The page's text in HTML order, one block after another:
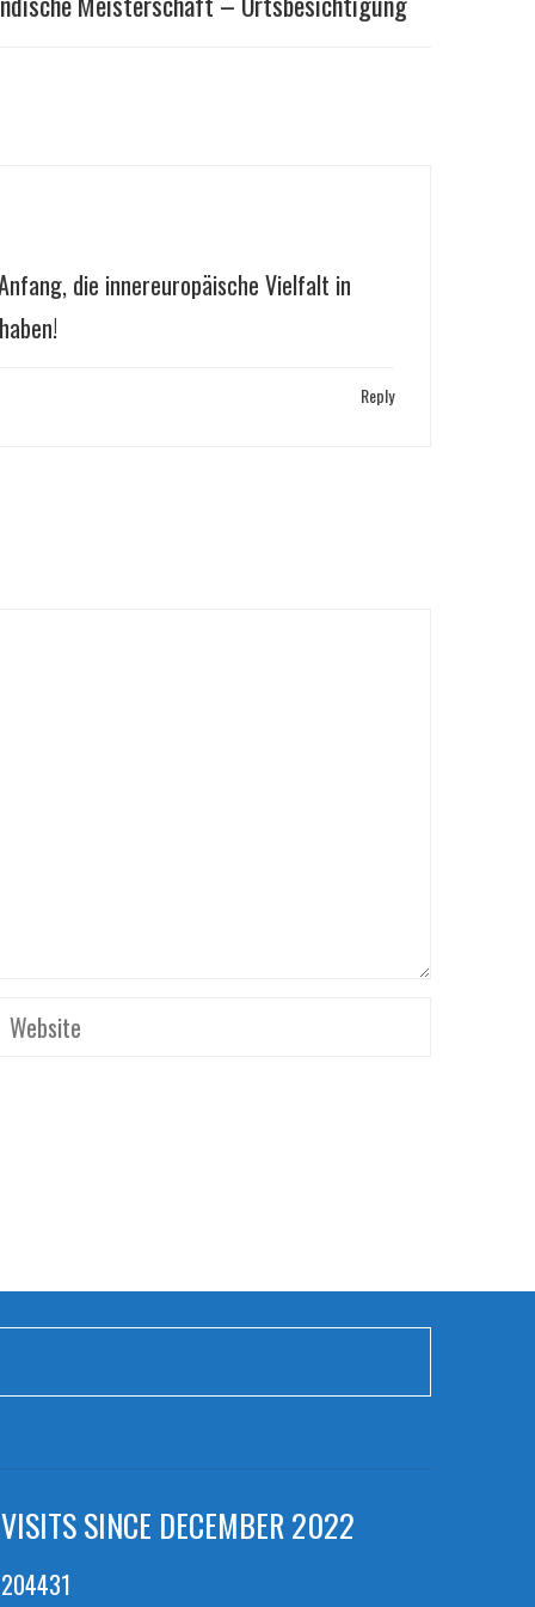
die innereuropäische Vielfalt in
Reply
VISITS SINCE DECEMBER 2022
204431